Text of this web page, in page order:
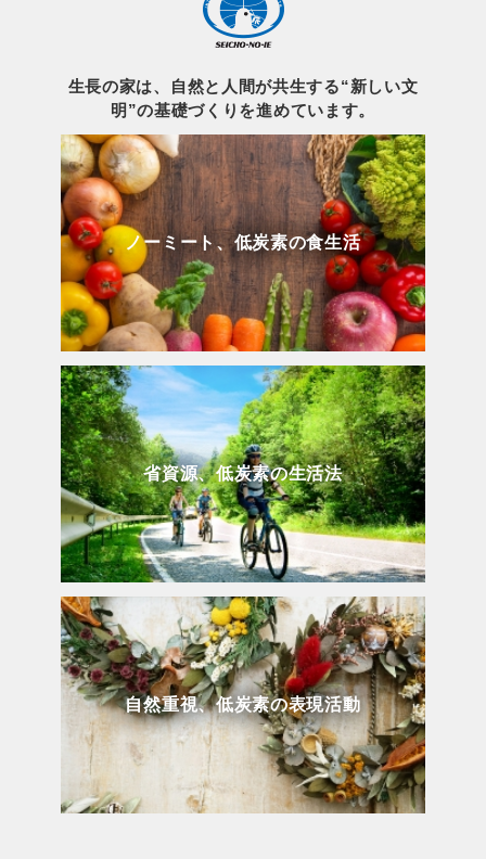
生長の家は、自然と人間が共生する“新しい文
明”の基礎づくりを進めています。
ノーミート、低炭素の食生活
省資源、低炭素の生活法
自然重視、低炭素の表現活動